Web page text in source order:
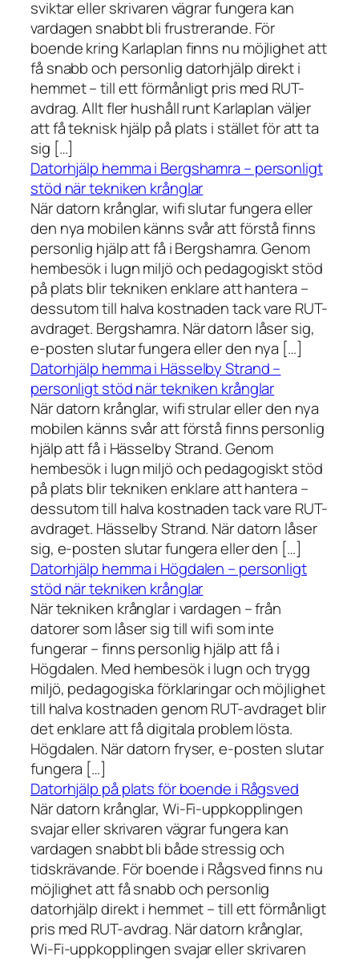
sviktar eller skrivaren vägrar fungera kan
vardagen snabbt bli frustrerande. För
boende kring Karlaplan finns nu möjlighet att
få snabb och personlig datorhjälp direkt i
hemmet – till ett förmånligt pris med RUT-
avdrag. Allt fler hushåll runt Karlaplan väljer
att få teknisk hjälp på plats i stället för att ta
sig […]
Datorhjälp hemma i Bergshamra – personligt
stöd när tekniken krånglar
När datorn krånglar, wifi slutar fungera eller
den nya mobilen känns svår att förstå finns
personlig hjälp att få i Bergshamra. Genom
hembesök i lugn miljö och pedagogiskt stöd
på plats blir tekniken enklare att hantera –
dessutom till halva kostnaden tack vare RUT-
avdraget. Bergshamra. När datorn låser sig,
e-posten slutar fungera eller den nya […]
Datorhjälp hemma i Hässelby Strand –
personligt stöd när tekniken krånglar
När datorn krånglar, wifi strular eller den nya
mobilen känns svår att förstå finns personlig
hjälp att få i Hässelby Strand. Genom
hembesök i lugn miljö och pedagogiskt stöd
på plats blir tekniken enklare att hantera –
dessutom till halva kostnaden tack vare RUT-
avdraget. Hässelby Strand. När datorn låser
sig, e-posten slutar fungera eller den […]
Datorhjälp hemma i Högdalen – personligt
stöd när tekniken krånglar
När tekniken krånglar i vardagen – från
datorer som låser sig till wifi som inte
fungerar – finns personlig hjälp att få i
Högdalen. Med hembesök i lugn och trygg
miljö, pedagogiska förklaringar och möjlighet
till halva kostnaden genom RUT-avdraget blir
det enklare att få digitala problem lösta.
Högdalen. När datorn fryser, e-posten slutar
fungera […]
Datorhjälp på plats för boende i Rågsved
När datorn krånglar, Wi-Fi-uppkopplingen
svajar eller skrivaren vägrar fungera kan
vardagen snabbt bli både stressig och
tidskrävande. För boende i Rågsved finns nu
möjlighet att få snabb och personlig
datorhjälp direkt i hemmet – till ett förmånligt
pris med RUT-avdrag. När datorn krånglar,
Wi-Fi-uppkopplingen svajar eller skrivaren